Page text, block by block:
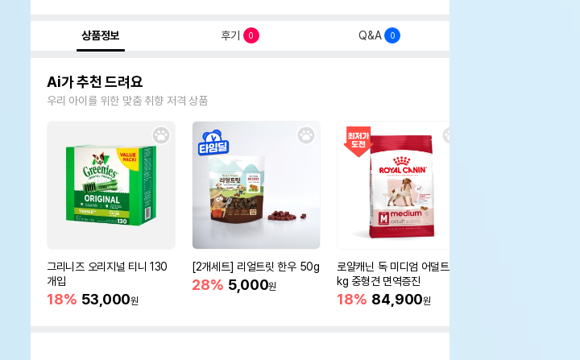
상품정보 후기 0 Q&A 0
Ai가 추천 드려요
우리 아이를 위한 맞춤 취향 저격 상품
그리니즈 오리지널 티니 130
개입
18% 53,000원
[2개세트] 리얼트릿 한우 50g
28% 5,000원
로얄캐닌 독 미디엄 어덜트 10
kg 중형견 면역증진
18% 84,900원